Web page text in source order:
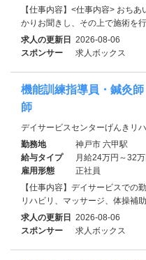
【仕事内容】<仕事内容> おち
かりお聞きし、その上で施術を
求人の更新日 2026-08-06
スポンサー
求人ボックス
機能訓練指導員・鍼灸
師
デイサービスセンターげんきリ
勤務地
神戸市 六甲駅
給与タイプ
月給24万円～32
雇用形態
正社員
【仕事内容】デイサービスでの
リハビリ、マッサージ、体操補
求人の更新日 2026-08-06
スポンサー
求人ボックス